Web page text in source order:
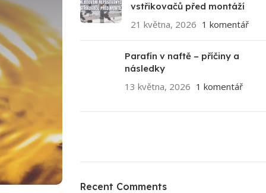
vstřikovačů před montáží
21 května, 2026 1 komentář
Parafín v naftě – příčiny a
následky
13 května, 2026 1 komentář
HP Envy 34
Recent Comments